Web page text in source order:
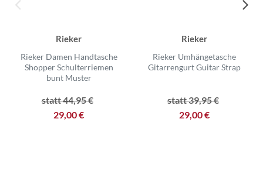
Rieker
Rieker Damen Handtasche
Shopper Schulterriemen
bunt Muster
statt 44,95 €
29,00 €
Rieker
Rieker Umhängetasche
Gitarrengurt Guitar Strap
statt 39,95 €
29,00 €